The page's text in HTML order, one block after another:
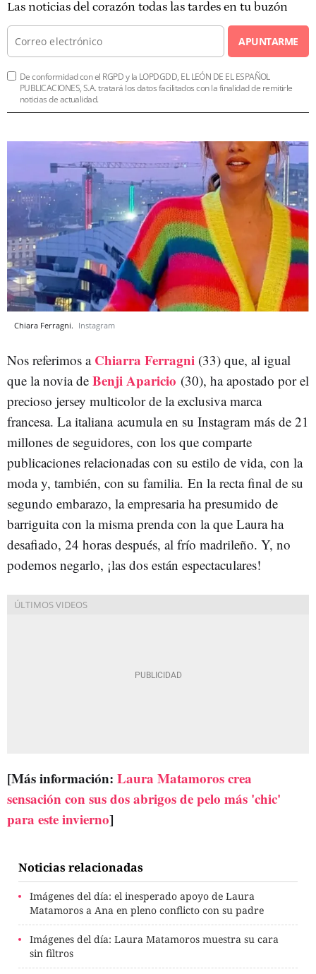
Las noticias del corazón todas las tardes en tu buzón
APUNTARME
De conformidad con el RGPD y la LOPDGDD, EL LEÓN DE EL ESPAÑOL
PUBLICACIONES, S.A. tratará los datos facilitados con la finalidad de remitirle
noticias de actualidad.
Chiara Ferragni. Instagram
Nos referimos a Chiarra Ferragni (33) que, al igual
que la novia de Benji Aparicio (30), ha apostado por el
precioso jersey multicolor de la exclusiva marca
francesa. La italiana acumula en su Instagram más de 21
millones de seguidores, con los que comparte
publicaciones relacionadas con su estilo de vida, con la
moda y, también, con su familia. En la recta final de su
segundo embarazo, la empresaria ha presumido de
barriguita con la misma prenda con la que Laura ha
desafiado, 24 horas después, al frío madrileño. Y, no
podemos negarlo, ¡las dos están espectaculares!
[Más información: Laura Matamoros crea
sensación con sus dos abrigos de pelo más 'chic'
para este invierno]
Noticias relacionadas
Imágenes del día: el inesperado apoyo de Laura
Matamoros a Ana en pleno conflicto con su padre
Imágenes del día: Laura Matamoros muestra su cara
sin filtros